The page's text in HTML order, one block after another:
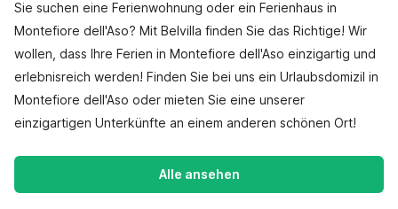
Sie suchen eine Ferienwohnung oder ein Ferienhaus in
Montefiore dell'Aso? Mit Belvilla finden Sie das Richtige! Wir
wollen, dass Ihre Ferien in Montefiore dell'Aso einzigartig und
erlebnisreich werden! Finden Sie bei uns ein Urlaubsdomizil in
Montefiore dell'Aso oder mieten Sie eine unserer
einzigartigen Unterkünfte an einem anderen schönen Ort!
Alle ansehen